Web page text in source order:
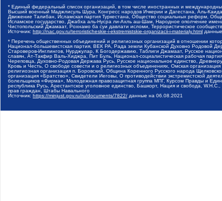
* Единый федеральный список организаций, в том числе иностранных и
Высший военный Маджлисуль Шура, Конгресс народов Ичкерии и Дагестана, Аль-
Движение Талибан, Исламская партия Туркестана, Общество социальных реформ,
Исламское государство, Джабха аль-Нусра ли-Ахль аш-Шам, Народное ополчение
Чистопольский Джамаат, Рохнамо ба суи давлати исломи, Террористическое
Источник: http://nac.gov.ru/terroristicheskie-i-ekstremistskie-organizacii-i-materialy.html
* Перечень общественных объединений и религиозных организаций в отношении
Национал-большевистская партия, ВЕК РА, Рада земли Кубанской Духовно Родовой
Староверов-Инглингов, Нурджулар, К Богодержавию, Таблиги Джамаат, Русское
славян, Ат-Такфир Валь-Хиджра, Пит Буль, Национал-социалистическая рабочая
Череповца, Духовно-Родовая Держава Русь, Русское национальное единство,
Кровь и Честь, О свободе совести и о религиозных объединениях, Омская
религиозная организация п. Боровский, Община Коренного Русского народа
организация «Братство», Свидетели Иеговы, О противодействии экстремистской
болельщиков «Фирма», Молодежная правозащитная группа МПГ, Курсом Правды и
республика Русь, Арестантское уголовное единство, Башкорт, Нация и свобода,
прав граждан, Штабы Навального
Источник: https://minjust.gov.ru/ru/documents/7822/ данные на 06.08.2021